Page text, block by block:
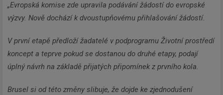
„Evropská komise zde upravila podávání žádostí do evropské
výzvy. Nově dochází k dvoustupňovému přihlašování žádostí.
V první etapě předloží žadatelé v podprogramu Životní prostředí
koncept a teprve pokud se dostanou do druhé etapy, podají
úplný návrh na základě přijatých připomínek z prvního kola.
Brusel si od této změny slibuje, že dojde ke zjednodušení